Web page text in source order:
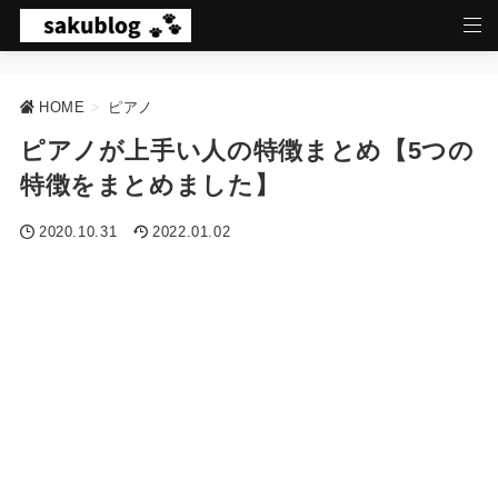
HOME > ピアノ
ピアノが上手い人の特徴まとめ【5つの
特徴をまとめました】
2020.10.31 2022.01.02